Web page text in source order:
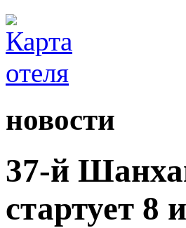
новости
37-й
стартует 8